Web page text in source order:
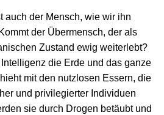
auch der Mensch, wie wir ihn
der Übermensch, der als
Zustand ewig weiterlebt?
die Erde und das ganze
mit den nutzlosen Essern, die
und privilegierter Individuen
sie durch Drogen betäubt und